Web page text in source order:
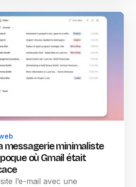
messagerie minimaliste
où Gmail était
l’e-mail avec une